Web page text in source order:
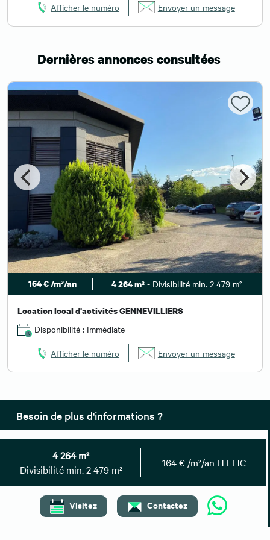
4 264 m²
Divisibilité min. 2 479 m²
164 € /m²/an HT HC
Visitez Contactez
Afficher le numéro Envoyer un message
Dernières annonces consultées
164 € /m²/an 4 264 m² - Divisibilité min. 2 479 m²
Location local d'activités GENNEVILLIERS
Disponibilité : Immédiate
Afficher le numéro Envoyer un message
CBRE Gennevilliers - Immobilier Logistique
Secteur d'intervention : Gennevilliers, Colombes, Argenteuil,
Besoin de plus d'informations ?
Contactez-nous
Vous pouvez également nous
01 59 30 08 67